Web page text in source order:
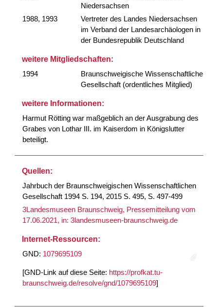
Niedersachsen
1988, 1993
Vertreter des Landes Niedersachsen
im Verband der Landesarchäologen in
der Bundesrepublik Deutschland
weitere Mitgliedschaften:
1994
Braunschweigische Wissenschaftliche
Gesellschaft (ordentliches Mitglied)
weitere Informationen:
Harmut Rötting war maßgeblich an der Ausgrabung des
Grabes von Lothar III. im Kaiserdom in Königslutter
beteiligt.
Quellen:
Jahrbuch der Braunschweigischen Wissenschaftlichen
Gesellschaft 1994 S. 194, 2015 S. 495, S. 497-499
3Landesmuseen Braunschweig, Pressemitteilung vom
17.06.2021, in: 3landesmuseen-braunschweig.de
Internet-Ressourcen:
GND: 1079695109
[GND-Link auf diese Seite: https://profkat.tu-
braunschweig.de/resolve/gnd/1079695109]